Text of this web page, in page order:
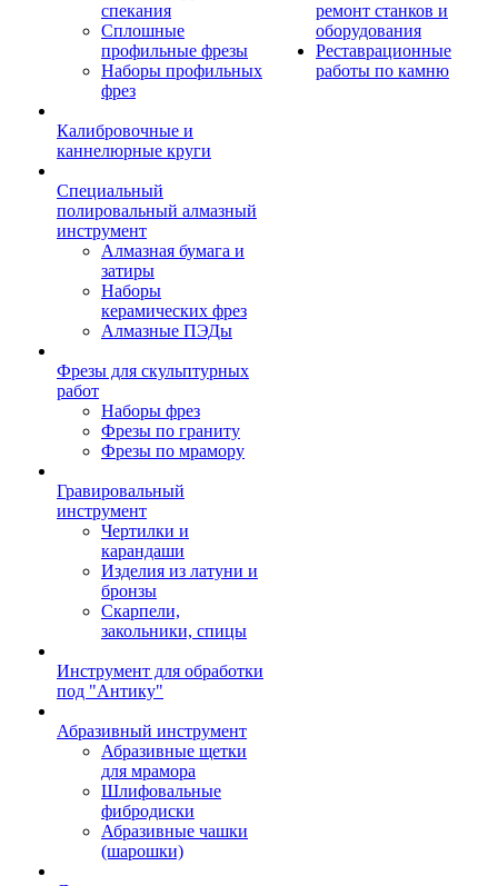
спекания
Сплошные
профильные фрезы
Наборы профильных
фрез
Калибровочные и
каннелюрные круги
Специальный
полировальный алмазный
инструмент
Алмазная бумага и
затиры
Наборы
керамических фрез
Алмазные ПЭДы
Фрезы для скульптурных
работ
Наборы фрез
Фрезы по граниту
Фрезы по мрамору
Гравировальный
инструмент
Чертилки и
карандаши
Изделия из латуни и
бронзы
Скарпели,
закольники, спицы
Инструмент для обработки
под "Антику"
Абразивный инструмент
Абразивные щетки
для мрамора
Шлифовальные
фибродиски
Абразивные чашки
(шарошки)
ремонт станков и
оборудования
Реставрационные
работы по камню